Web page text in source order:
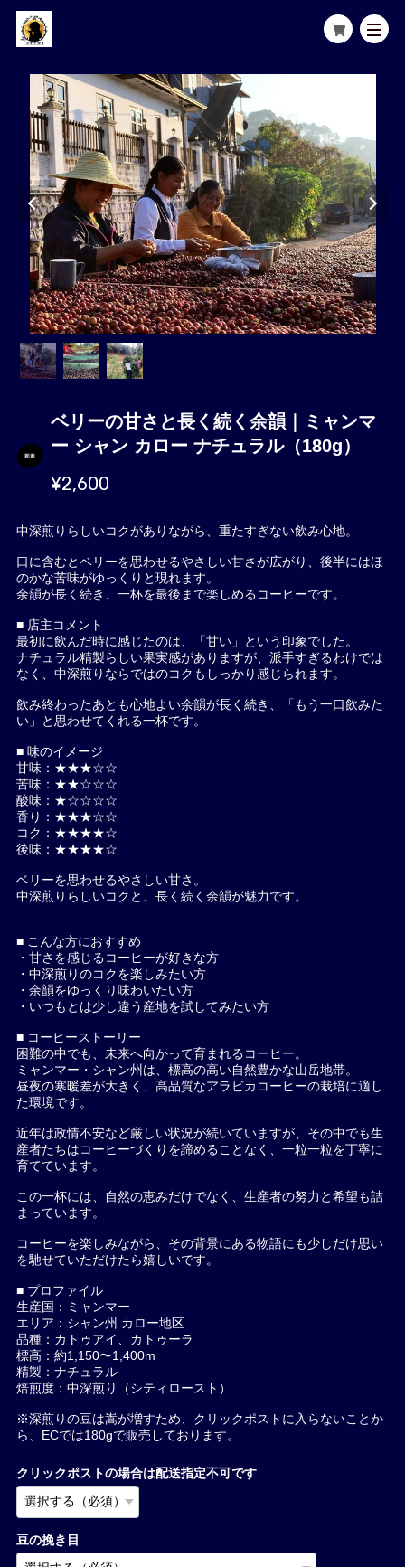
ベリーの甘さと長く続く余韻｜ミャンマ
ー シャン カロー ナチュラル（180g）
¥2,600
中深煎りらしいコクがありながら、重たすぎない飲み心地。
口に含むとベリーを思わせるやさしい甘さが広がり、後半にはほ
のかな苦味がゆっくりと現れます。
余韻が長く続き、一杯を最後まで楽しめるコーヒーです。
■ 店主コメント
最初に飲んだ時に感じたのは、「甘い」という印象でした。
ナチュラル精製らしい果実感がありますが、派手すぎるわけでは
なく、中深煎りならではのコクもしっかり感じられます。
飲み終わったあとも心地よい余韻が長く続き、「もう一口飲みた
い」と思わせてくれる一杯です。
■ 味のイメージ
甘味：★★★☆☆
苦味：★★☆☆☆
酸味：★☆☆☆☆
香り：★★★☆☆
コク：★★★★☆
後味：★★★★☆
ベリーを思わせるやさしい甘さ。
中深煎りらしいコクと、長く続く余韻が魅力です。
■ こんな方におすすめ
・甘さを感じるコーヒーが好きな方
・中深煎りのコクを楽しみたい方
・余韻をゆっくり味わいたい方
・いつもとは少し違う産地を試してみたい方
■ コーヒーストーリー
困難の中でも、未来へ向かって育まれるコーヒー。
ミャンマー・シャン州は、標高の高い自然豊かな山岳地帯。
昼夜の寒暖差が大きく、高品質なアラビカコーヒーの栽培に適し
た環境です。
近年は政情不安など厳しい状況が続いていますが、その中でも生
産者たちはコーヒーづくりを諦めることなく、一粒一粒を丁寧に
育てています。
この一杯には、自然の恵みだけでなく、生産者の努力と希望も詰
まっています。
コーヒーを楽しみながら、その背景にある物語にも少しだけ思い
を馳せていただけたら嬉しいです。
■ プロファイル
生産国：ミャンマー
エリア：シャン州 カロー地区
品種：カトゥアイ、カトゥーラ
標高：約1,150〜1,400m
精製：ナチュラル
焙煎度：中深煎り（シティロースト）
※深煎りの豆は嵩が増すため、クリックポストに入らないことか
ら、ECでは180gで販売しております。
クリックポストの場合は配送指定不可です
豆の挽き目